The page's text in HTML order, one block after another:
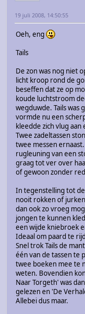
19 juli 2008, 14:50:55
Oeh, eng
Tails
De zon was nog niet
licht kroop rond de
beseffen dat ze op
koude luchtstroom
wegduwde. Tails was
vormde nu een
kleedde zich vlug aan
Twee zadeltassen
twee messen
rugleuning van een
graag tot ver over
of gewoon zonder
In tegenstelling tot
nooit rokken of
dan ook zo vroeg
jongen te kunnen
een wijde kniebroek
Ideaal om paard te
Snel trok Tails de
één van de tassen te
twee boeken mee te
weten. Bovendien
Naar Torgeth' was
gelezen en 'De
Allebei dus maar.